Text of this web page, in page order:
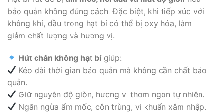
bảo quản không đúng cách. Đặc biệt, khi tiếp xúc với
không khí, dầu trong hạt bí có thể bị oxy hóa, làm
giảm chất lượng và hương vị.
Hút chân không hạt bígiúp:
Kéo dài thời gian bảo quản mà không cần chất bảo
quản.
Giữ nguyên độ giòn, hương vị thơm ngon tự nhiên.
Ngăn ngừa ẩm mốc, côn trùng, vi khuẩn xâm nhập.